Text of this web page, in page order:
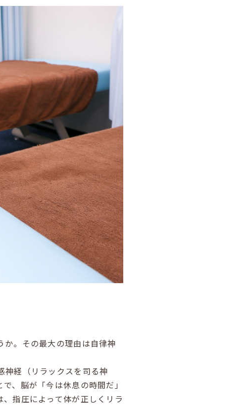
か。その最大の理由は自律神
神経（リラックスを司る神
、脳が「今は休息の時間だ」
指圧によって体が正しくリラ